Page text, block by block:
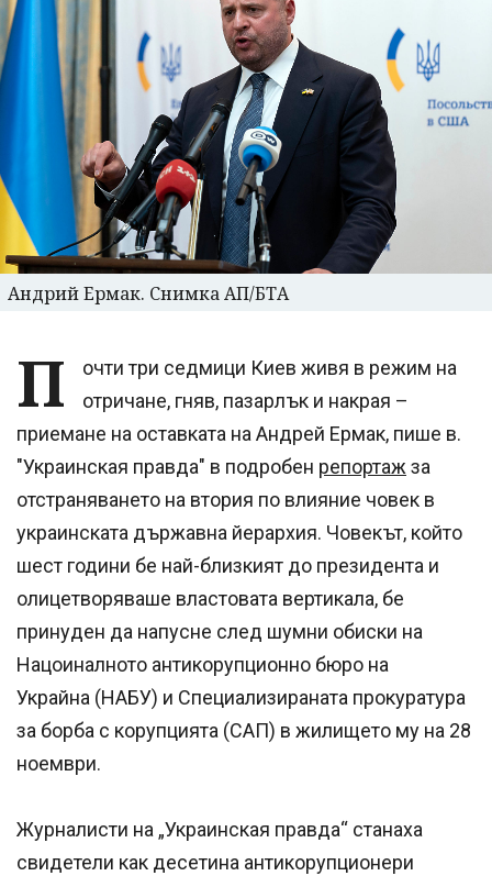
Андрий Ермак. Снимка АП/БТА
П
очти три седмици Киев живя в режим на
отричане, гняв, пазарлък и накрая –
приемане на оставката на Андрей Ермак, пише в.
"Украинская правда" в подробен репортажза
отстраняването на втория по влияние човек в
украинската държавна йерархия. Човекът, който
шест години бе най-близкият до президента и
олицетворяваше властовата вертикала, бе
принуден да напусне след шумни обиски на
Нацоиналното антикорупционно бюро на
Украйна (НАБУ) и Специализираната прокуратура
за борба с корупцията (САП) в жилището му на 28
ноември.
Журналисти на „Украинская правда“ станаха
свидетели как десетина антикорупционери